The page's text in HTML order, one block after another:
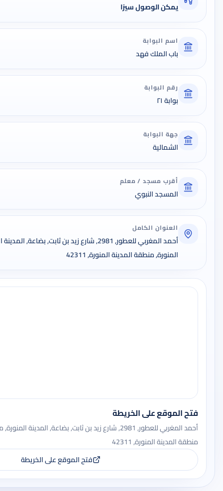
يمكن الوصول سيرًا
اسم البوابة
باب الملك فهد
رقم البوابة
بوابة ٢١
جهة البوابة
الشمالية
أقرب مسجد / معلم
المسجد النبوي
العنوان الكامل
أحمد المغربي للعطور, 2981, شارع زيد بن ثابت,
المنورة, منطقة المدينة المنورة, 42311
فتح الموقع على الخريطة
أحمد المغربي للعطور, 2981, شارع زيد بن ثابت, بضاعة,
منطقة المدينة المنورة, 42311
فتح الموقع على الخريطة